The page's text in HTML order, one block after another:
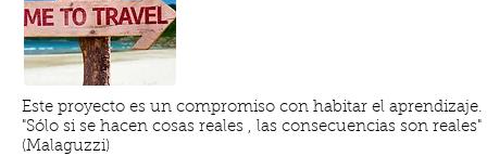
Este proyecto es un compromiso con habitar el aprendizaje.
"Sólo si se hacen cosas reales , las consecuencias son reales"
(Malaguzzi)